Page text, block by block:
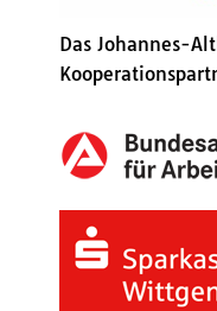
Das Johannes-